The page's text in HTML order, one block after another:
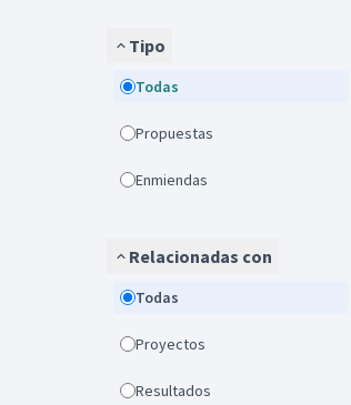
Tipo
Todas
Propuestas
Enmiendas
Relacionadas con
Todas
Proyectos
Resultados